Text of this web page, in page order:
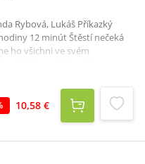
Rybová, Lukáš Příkazký
12 minút Štěstí nečeká
ho všichni ve svém
tráví jeden týden u maminky a
domku s tatínkem a
sourozenecké hádce se ale
rozhodne, že děti už k
10,58 €